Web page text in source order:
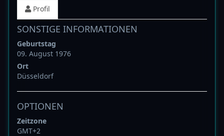
Profil
SONSTIGE INFORMATIONEN
Geburtstag
09. August 1976
Ort
Düsseldorf
OPTIONEN
Zeitzone
GMT+2